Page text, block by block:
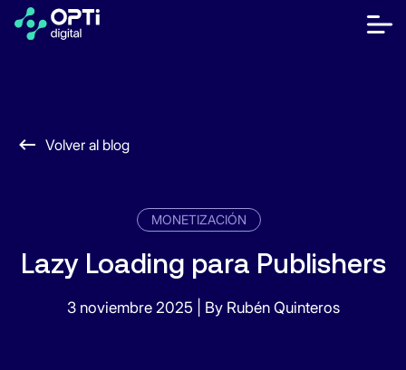
Saltar
contenido
Sobre Nosotros
Volver al blog
MONETIZACIÓN
Lazy Loading para Publishers
3 noviembre 2025 By Rubén Quinteros